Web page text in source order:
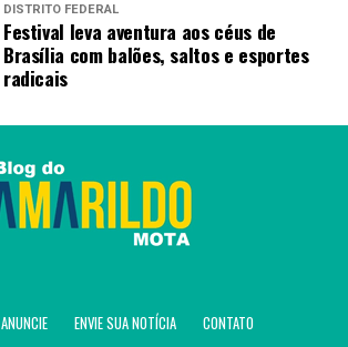
DISTRITO FEDERAL
Festival leva aventura aos céus de
Brasília com balões, saltos e esportes
radicais
ANUNCIE ENVIE SUA NOTÍCIA CONTATO